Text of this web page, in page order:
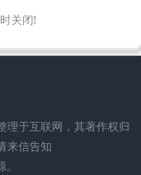
关闭!
理于互联网，其著作权归
来信告知